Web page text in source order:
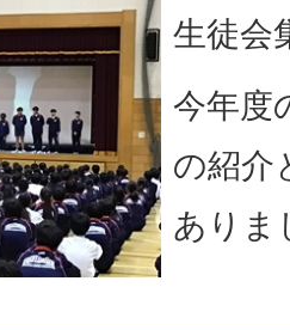
生徒会
今年度
の紹介
ありま